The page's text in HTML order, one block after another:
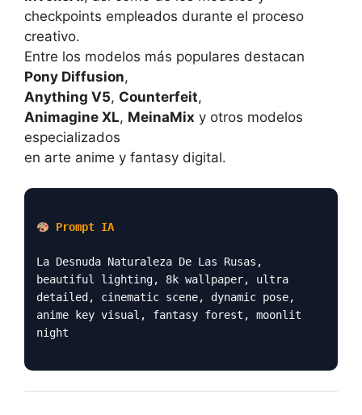
checkpoints empleados durante el proceso
creativo.
Entre los modelos más populares destacan
Pony Diffusion,
Anything V5, Counterfeit,
Animagine XL, MeinaMix y otros modelos
especializados
en arte anime y fantasy digital.
Prompt IA
La Desnuda Naturaleza De Las Rusas,
beautiful lighting, 8k wallpaper, ultra
detailed, cinematic scene, dynamic pose,
anime key visual, fantasy forest, moonlit
night